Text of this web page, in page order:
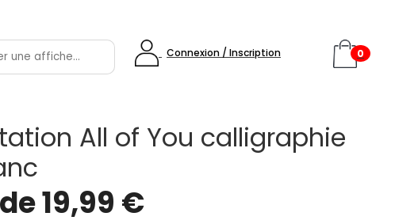
Connexion / Inscription 0
All of You calligraphie
19,99 €